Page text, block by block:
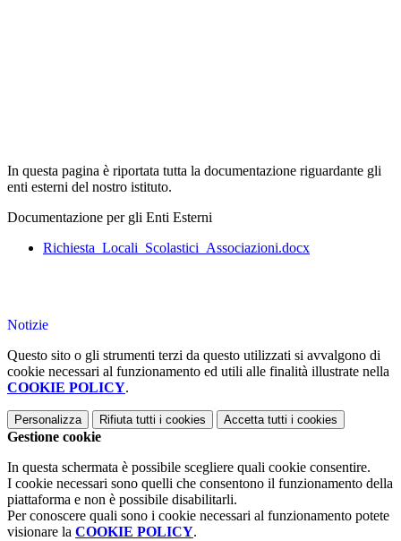
In questa pagina è riportata tutta la documentazione riguardante gli
enti esterni del nostro istituto.
Documentazione per gli Enti Esterni
Richiesta_Locali_Scolastici_Associazioni.docx
Notizie
Questo sito o gli strumenti terzi da questo utilizzati si avvalgono di
cookie necessari al funzionamento ed utili alle finalità illustrate nella
COOKIE POLICY.
Personalizza Rifiuta tutti i cookies Accetta tutti i cookies
Gestione cookie
In questa schermata è possibile scegliere quali cookie consentire.
I cookie necessari sono quelli che consentono il funzionamento della
piattaforma e non è possibile disabilitarli.
Per conoscere quali sono i cookie necessari al funzionamento potete
visionare la COOKIE POLICY.